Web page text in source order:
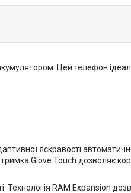
Цей телефон
яскравості
Glove Touch дозволяє
Технологія RAM Expansion